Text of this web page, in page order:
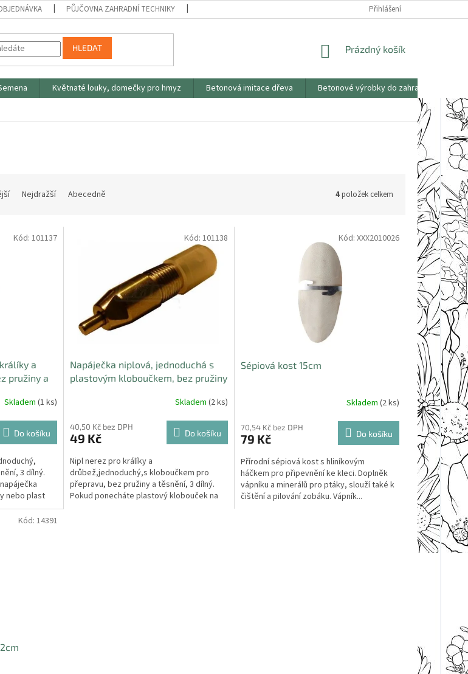
PŮJČOVNA ZAHRADNÍ TECHNIKY PODMÍNKY OCHRANY
Přihlášení
HLEDAT
NÁKUPNÍ
Prázdný košík
Květnaté louky, domečky pro hmyz Betonová imitace dřeva Betonové výrobky do zahrad
Nejdražší Abecedně 4položek celkem
a
pružiny a
Skladem (1 ks)
Do košíku
3 dílný.
nebo plast
Kód: 101137
Napáječka niplová, jednoduchá s
plastovým kloboučkem, bez pružiny
Skladem (2 ks)
40,50 Kč bez DPH
49 Kč Do košíku
Nipl nerez pro králíky a
drůbež,jednoduchý,s kloboučkem pro
přepravu, bez pružiny a těsnění, 3 dílný.
Pokud ponecháte plastový klobouček na
Kód: 101138
Sépiová kost 15cm
Skladem (2 ks)
70,54 Kč bez DPH
79 Kč Do košíku
Přírodní sépiová kost s hliníkovým
háčkem pro připevnění ke kleci. Doplněk
vápníku a minerálů pro ptáky, slouží také k
čištění a pilování zobáku. Vápník...
Kód: XXX2010026
Kód: 14391